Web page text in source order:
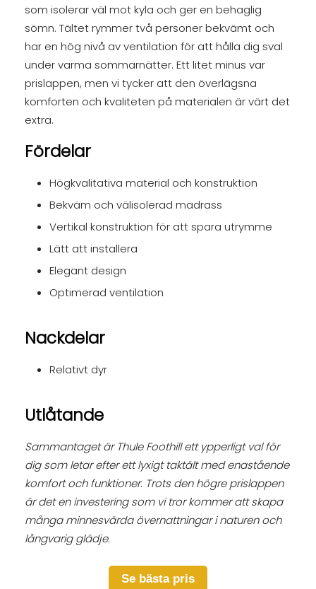
som isolerar väl mot kyla och ger en behaglig
sömn. Tältet rymmer två personer bekvämt och
har en hög nivå av ventilation för att hålla dig sval
under varma sommarnätter. Ett litet minus var
prislappen, men vi tycker att den överlägsna
komforten och kvaliteten på materialen är värt det
extra.
Fördelar
Högkvalitativa material och konstruktion
Bekväm och välisolerad madrass
Vertikal konstruktion för att spara utrymme
Lätt att installera
Elegant design
Optimerad ventilation
Nackdelar
Relativt dyr
Utlåtande
Sammantaget är Thule Foothill ett ypperligt val för
dig som letar efter ett lyxigt taktält med enastående
komfort och funktioner. Trots den högre prislappen
är det en investering som vi tror kommer att skapa
många minnesvärda övernattningar i naturen och
långvarig glädje.
Se bästa pris